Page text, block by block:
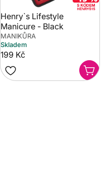
Henry`s Lifestyle
Manicure - Black
MANIKŮRA
Skladem
199 Kč